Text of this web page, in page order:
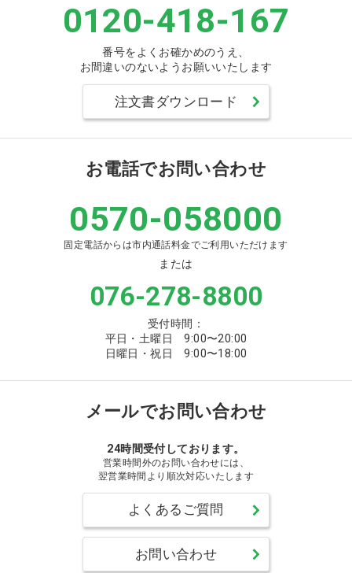
0120-418-167
番号をよくお確かめのうえ、
お間違いのないようお願いいたします
注文書ダウンロード
お電話でお問い合わせ
0570-058000
固定電話からは市内通話料金でご利用いただけます
または
076-278-8800
受付時間：
平日・土曜日 9:00〜20:00
日曜日・祝日 9:00〜18:00
メールでお問い合わせ
24時間受付しております。
営業時間外のお問い合わせには、
翌営業時間より順次対応いたします
よくあるご質問
お問い合わせ